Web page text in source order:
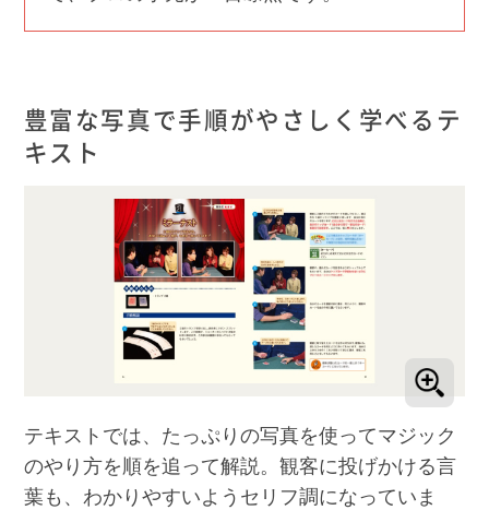
豊富な写真で手順がやさしく学べるテ
キスト
テキストでは、たっぷりの写真を使ってマジック
のやり方を順を追って解説。観客に投げかける言
葉も、わかりやすいようセリフ調になっていま